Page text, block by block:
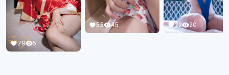
79 5
53 45 22 20